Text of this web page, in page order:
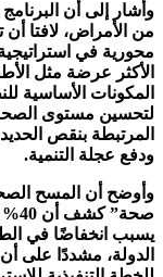
وأشار إلى أن
من الأمراض، لافتا أن
محورية في
الأكثر عرضة مثل
المكونات الأساسية
لتحسين مستوى
المرتبطة بنقص
ودفع عجلة التنمية.
يسبب انخفاضًا في
الدولة، مشددًا على